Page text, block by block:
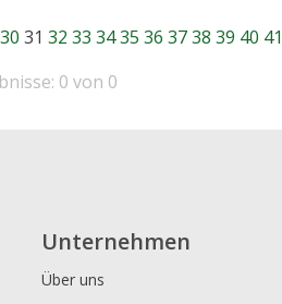
30 31 32 33 34 35 36 37 38 39 40 41
0 von 0
Unternehmen
Über uns